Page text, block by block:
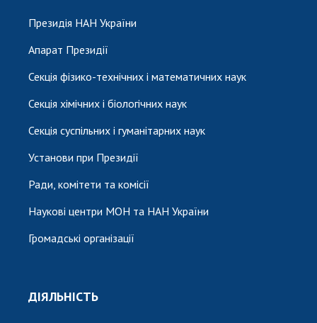
Президія НАН України
Апарат Президії
Секція фізико-технічних і математичних наук
Секція хімічних і біологічних наук
Секція суспільних і гуманітарних наук
Установи при Президії
Ради, комітети та комісії
Наукові центри МОН та НАН України
Громадські організації
ДІЯЛЬНІСТЬ